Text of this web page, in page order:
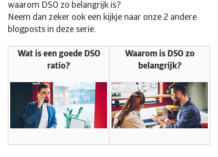
waarom DSO zo belangrijk is?
Neem dan zeker ook een kijkje naar onze 2 andere
blogposts in deze serie.
Wat is een goede DSO
ratio?
Waarom is DSO zo
belangrijk?